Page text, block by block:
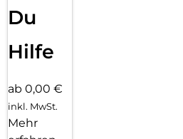
Du
Hilfe
ab 0,00 €
inkl. MwSt.
Mehr